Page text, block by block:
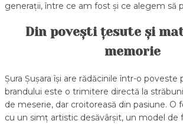
generații, între ce am fost și ce alegem să
Din povești țesute și
memorie
Șura Șușara își are rădăcinile într-o poveste
brandului este o trimitere directă la
de meserie, dar croitoreasă din pasiune. O
cu un simț artistic desăvârșit, un model de